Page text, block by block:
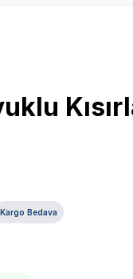
Kargo Bedava